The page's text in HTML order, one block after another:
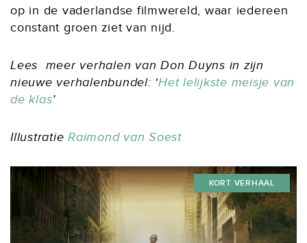
op in de vaderlandse filmwereld, waar iedereen
constant groen ziet van nijd.
Lees meer verhalen van Don Duyns in zijn
nieuwe verhalenbundel: ‘Het lelijkste meisje van
de klas’
IllustratieRaimond van Soest
KORT VERHAAL